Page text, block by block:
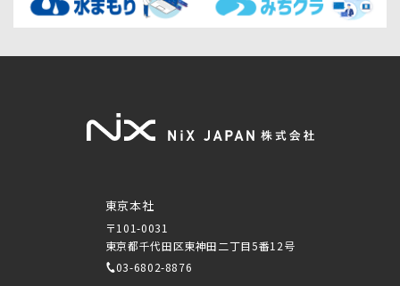
東京本社
〒101-0031
東京都千代田区東神田二丁目5番12号
03-6802-8876